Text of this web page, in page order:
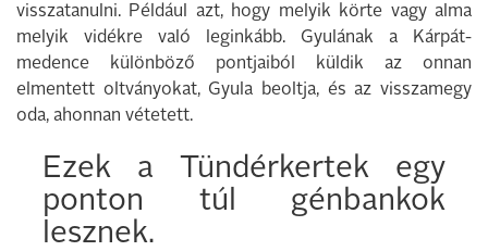
visszatanulni. Például azt, hogy melyik körte vagy alma
melyik vidékre való leginkább. Gyulának a Kárpát-
medence különböző pontjaiból küldik az onnan
elmentett oltványokat, Gyula beoltja, és az visszamegy
oda, ahonnan vétetett.
Ezek a Tündérkertek egy
ponton túl génbankok
lesznek.